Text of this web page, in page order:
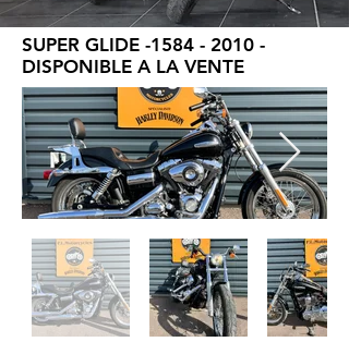
SUPER GLIDE -1584 - 2010 -
DISPONIBLE A LA VENTE